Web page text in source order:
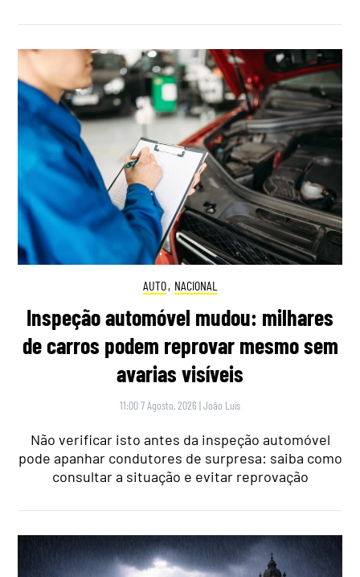
AUTO, NACIONAL
Inspeção automóvel mudou: milhares
de carros podem reprovar mesmo sem
avarias visíveis
11:00 7 Agosto, 2026 |João Luís
Não verificar isto antes da inspeção automóvel
pode apanhar condutores de surpresa: saiba como
consultar a situação e evitar reprovação